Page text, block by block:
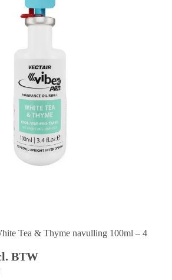
Tea & Thyme navulling 100ml – 4
BTW